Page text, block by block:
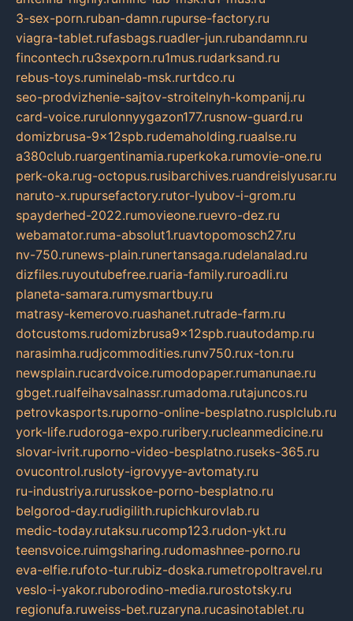
3-sex-porn.ruban-damn.rupurse-factory.ru
viagra-tablet.rufasbags.ruadler-jun.rubandamn.ru
fincontech.ru3sexporn.ru1mus.rudarksand.ru
rebus-toys.ruminelab-msk.rurtdco.ru
seo-prodvizhenie-sajtov-stroitelnyh-kompanij.ru
card-voice.rurulonnyygazon177.rusnow-guard.ru
domizbrusa-9x12spb.rudemaholding.ruaalse.ru
a380club.ruargentinamia.ruperkoka.rumovie-one.ru
perk-oka.rug-octopus.rusibarchives.ruandreislyusar.ru
naruto-x.rupursefactory.rutor-lyubov-i-grom.ru
spayderhed-2022.rumovieone.ruevro-dez.ru
webamator.ruma-absolut1.ruavtopomosch27.ru
nv-750.runews-plain.runertansaga.rudelanalad.ru
dizfiles.ruyoutubefree.ruaria-family.ruroadli.ru
planeta-samara.rumysmartbuy.ru
matrasy-kemerovo.ruashanet.rutrade-farm.ru
dotcustoms.rudomizbrusa9x12spb.ruautodamp.ru
narasimha.rudjcommodities.runv750.rux-ton.ru
newsplain.rucardvoice.rumodopaper.rumanunae.ru
gbget.rualfeihavsalnassr.rumadoma.rutajuncos.ru
petrovkasports.ruporno-online-besplatno.rusplclub.ru
york-life.rudoroga-expo.ruribery.rucleanmedicine.ru
slovar-ivrit.ruporno-video-besplatno.ruseks-365.ru
ovucontrol.rusloty-igrovyye-avtomaty.ru
ru-industriya.rurusskoe-porno-besplatno.ru
belgorod-day.rudigilith.rupichkurovlab.ru
medic-today.rutaksu.rucomp123.rudon-ykt.ru
teensvoice.ruimgsharing.rudomashnee-porno.ru
eva-elfie.rufoto-tur.rubiz-doska.rumetropoltravel.ru
veslo-i-yakor.ruborodino-media.rurostotsky.ru
regionufa.ruweiss-bet.ruzaryna.rucasinotablet.ru